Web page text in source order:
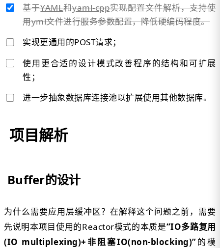
基于YAML和yaml-cpp实现配置文件解析，支持使
用yml文件进行服务参数配置，降低硬编码程度。
实现更通用的POST请求；
使用更合适的设计模式改善程序的结构和可扩展
性；
进一步抽象数据库连接池以扩展使用其他数据库。
项目解析
Buffer的设计
为什么需要应用层缓冲区？在解释这个问题之前，需要
先说明本项目使用的Reactor模式的本质是“IO多路复用
(IO multiplexing)+非阻塞IO(non-blocking)”的模